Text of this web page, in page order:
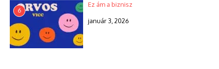
6
Ez ám a biznisz
január 3, 2026